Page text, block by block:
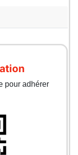
pour adhérer